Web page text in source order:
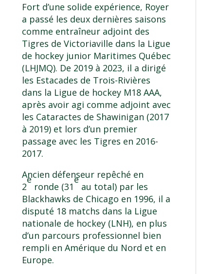
Fort d’une solide expérience, Royer
a passé les deux dernières saisons
comme entraîneur adjoint des
Tigres de Victoriaville dans la Ligue
de hockey junior Maritimes Québec
(LHJMQ). De 2019 à 2023, il a dirigé
les Estacades de Trois-Rivières
dans la Ligue de hockey M18 AAA,
après avoir agi comme adjoint avec
les Cataractes de Shawinigan (2017
à 2019) et lors d’un premier
passage avec les Tigres en 2016-
2017.
Ancien défenseur repêché en
2
e
ronde (31
e
au total) par les
Blackhawks de Chicago en 1996, il a
disputé 18 matchs dans la Ligue
nationale de hockey (LNH), en plus
d’un parcours professionnel bien
rempli en Amérique du Nord et en
Europe.